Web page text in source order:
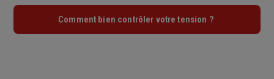
Comment bien contrôler votre tension ?